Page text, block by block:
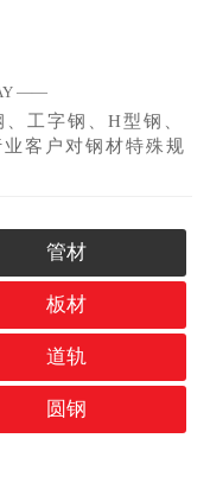
——
工字钢、H型钢、
客户对钢材特殊规
管材
板材
道轨
圆钢